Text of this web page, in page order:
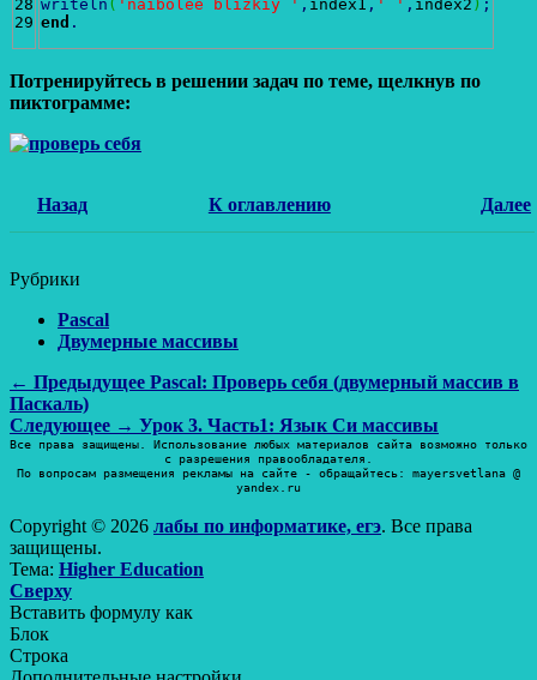
28 writeln ( 'naibolee blizkiy ' , index1 , ' ' , index2 ) ;
end .
Потренируйтесь в решении задач по теме, щелкнув по
пиктограмме:
Назад К оглавлению Далее
Рубрики
Pascal
Двумерные массивы
Навигация
по
записям
← Предыдущее Предыдущая
Pascal: Проверь себя (двумерный массив в
Паскаль)
Следующее → Следующая
запись:
Урок 3. Часть1: Язык Си массивы
Все права защищены. Использование любых материалов сайта возможно только
с разрешения правообладателя.
По вопросам размещения рекламы на сайте - обращайтесь: mayersvetlana @
yandex.ru
Copyright © 2026 лабы по информатике, егэ. Все права
защищены.
Тема: Higher Education
Прокрутить
вверх
Сверху
Вставить формулу как
Блок
Строка